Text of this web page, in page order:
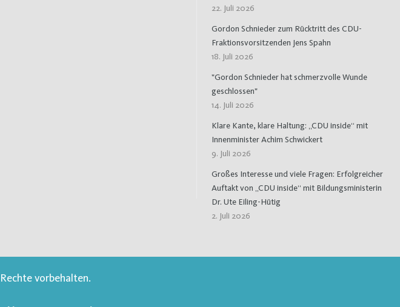
22. Juli 2026
Gordon Schnieder zum Rücktritt des CDU-
Fraktionsvorsitzenden Jens Spahn
18. Juli 2026
"Gordon Schnieder hat schmerzvolle Wunde
geschlossen"
14. Juli 2026
Klare Kante, klare Haltung: „CDU inside“ mit
Innenminister Achim Schwickert
9. Juli 2026
Großes Interesse und viele Fragen: Erfolgreicher
Auftakt von „CDU inside“ mit Bildungsministerin
Dr. Ute Eiling-Hütig
2. Juli 2026
vorbehalten.